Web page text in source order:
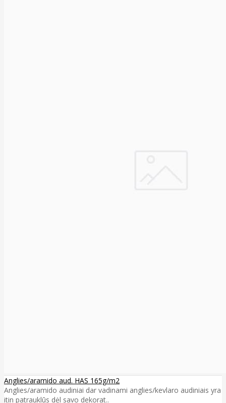
Anglies/aramido aud. HAS 165g/m2
Anglies/aramido audiniai dar vadinami anglies/kevlaro audiniais yra
itin patrauklūs dėl savo dekorat..